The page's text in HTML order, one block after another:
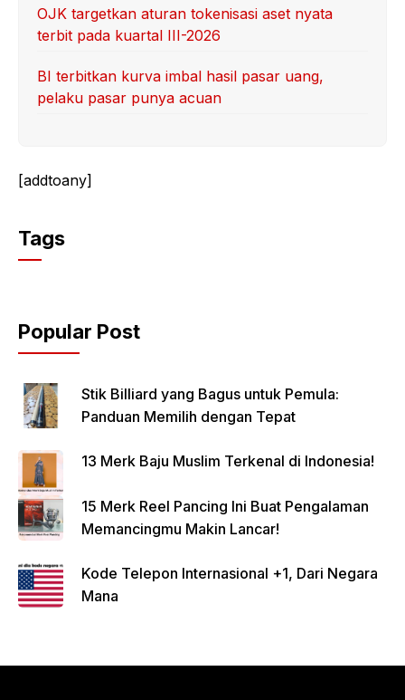
OJK targetkan aturan tokenisasi aset nyata
terbit pada kuartal III-2026
BI terbitkan kurva imbal hasil pasar uang,
pelaku pasar punya acuan
[addtoany]
Tags
Popular Post
Stik Billiard yang Bagus untuk Pemula:
Panduan Memilih dengan Tepat
13 Merk Baju Muslim Terkenal di Indonesia!
15 Merk Reel Pancing Ini Buat Pengalaman
Memancingmu Makin Lancar!
Kode Telepon Internasional +1, Dari Negara
Mana